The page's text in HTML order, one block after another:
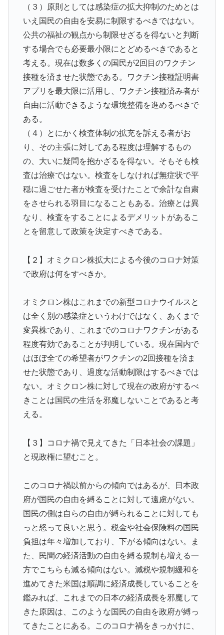
（３）原則としては感染症の拡大抑制のためとは
いえ国民の自由を安易に制限するべきではない。
公共の福祉の観点から制限せざるを得ないと判断
する場合でも必要最小限にとどめるべきであると
考える。現在は数多くの国民が2回目のワクチン
接種を済ませた状態である。ワクチン接種証明書
アプリを最大限に活用し、ワクチン接種済み者が
自由に活動できるような環境整備を進めるべきで
ある。
（４）とにかく検査体制の拡充を訴える者がお
り、その主張に対してある程度は理解するもの
の、大いに疑問を抱かざるを得ない。そもそも検
査は治療ではない。検査をしなければ無症状で平
穏に過ごせた者が検査を受けたことで余計な自粛
をさせられる羽目になることもある。治療とは異
なり、検査をすることによるデメリットがあるこ
とを留意して政策を決定すべきである。
【２】オミクロン株拡大による今後のコロナ対策
で政府は何をすべきか。
オミクロン株はこれまでの新型コロナウイルスと
は全く別の感染症というわけではなく、あくまで
変異株であり、これまでのコロナワクチンがある
程度有効であることが判明している。現在国内で
はほぼ全ての希望者がワクチンの2回接種を済ま
せた状態であり、過度な活動制限はするべきでは
ない。オミクロン株に対して現在の政府がするべ
きことは国民の生活を邪魔しないことであると考
える。
【３】コロナ禍で見えてきた「日本社会の課題」
と現政権に望むこと。
このコロナ禍以前からの傾向ではあるが、日本政
府が国民の自由を縛ることに対して遠慮がない。
国民の側は自らの自由が縛られることに対しても
っと怒って良いと思う。税金や社会保険料の国民
負担は年々増加しており、下がる傾向はない。ま
た、民間の経済活動の自由を縛る規制も増える一
方でこちらも減る傾向はない。減税や規制緩和を
進めてきた米国は順調に経済成長していることを
鑑みれば、これまでの日本の経済成長を邪魔して
きた原因は、このような国民の自由を政府が縛っ
てきたことにある。このコロナ禍をきっかけに、